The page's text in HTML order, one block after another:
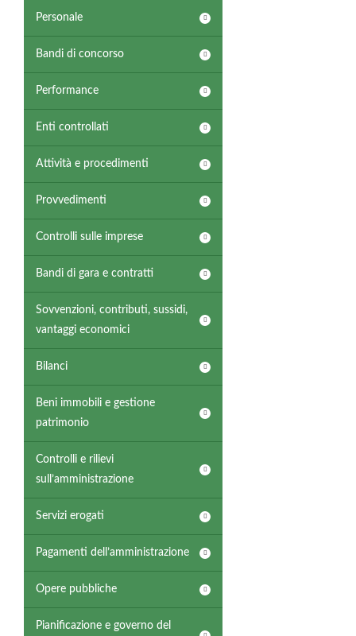
Personale
Bandi di concorso
Performance
Enti controllati
Attività e procedimenti
Provvedimenti
Controlli sulle imprese
Bandi di gara e contratti
Sovvenzioni, contributi, sussidi,
vantaggi economici
Bilanci
Beni immobili e gestione
patrimonio
Controlli e rilievi
sull’amministrazione
Servizi erogati
Pagamenti dell’amministrazione
Opere pubbliche
Pianificazione e governo del